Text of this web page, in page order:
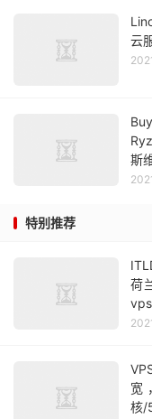
云
斯
特别推荐
荷
量/
宽
核/